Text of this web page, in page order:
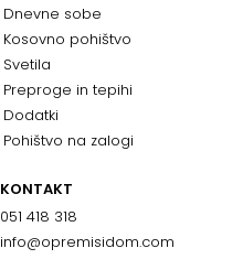
Dnevne sobe
Kosovno pohištvo
Svetila
Preproge in tepihi
Dodatki
Pohištvo na zalogi
KONTAKT
051 418 318
info@opremisidom.com